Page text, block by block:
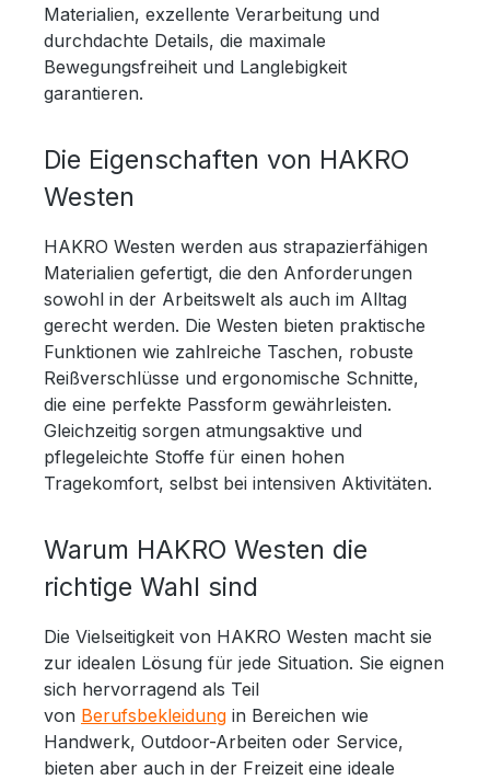
Materialien, exzellente Verarbeitung und
durchdachte Details, die maximale
Bewegungsfreiheit und Langlebigkeit
garantieren.
Die Eigenschaften von HAKRO
Westen
HAKRO Westen werden aus strapazierfähigen
Materialien gefertigt, die den Anforderungen
sowohl in der Arbeitswelt als auch im Alltag
gerecht werden. Die Westen bieten praktische
Funktionen wie zahlreiche Taschen, robuste
Reißverschlüsse und ergonomische Schnitte,
die eine perfekte Passform gewährleisten.
Gleichzeitig sorgen atmungsaktive und
pflegeleichte Stoffe für einen hohen
Tragekomfort, selbst bei intensiven Aktivitäten.
Warum HAKRO Westen die
richtige Wahl sind
Die Vielseitigkeit von HAKRO Westen macht sie
zur idealen Lösung für jede Situation. Sie eignen
sich hervorragend als Teil
von Berufsbekleidung in Bereichen wie
Handwerk, Outdoor-Arbeiten oder Service,
bieten aber auch in der Freizeit eine ideale